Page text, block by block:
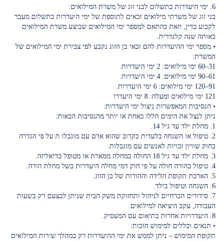
6. ימי היעדרות בתשלום לבני זוג של משרת המילואים:
בני זוג של משרתי מילואים זכאים לתוספת של ימי היעדרות בתשלום מעבר
לקבוע בדין, וזאת בהתאם למספר ימי המילואים שביצע משרת המילואים
באותה שנה קלנדרית.
• מספר ימי ההיעדרות להם זכאי בן הזוג נקבע לפי צבירת ימי המילואים של
המשרת:
31–60 ימי מילואים: 2 ימי היעדרות.
61–90 ימי מילואים: 4 ימי היעדרות.
91–120 ימי מילואים: 6 ימי היעדרות.
121 ימי מילואים ומעלה: 8 ימי היעדרו
• הנסיבות המאפשרות ניצול ימי היעדרות:
ניתן לנצל את הימים הללו באחת או יותר מהנסיבות הבאות:
1. מחלת ילד עד גיל 14.
2. טיפול או השגחה בלעדית בקרוב שהוא אדם עם מוגבלו ת על פי הגדרה
בחוק שוויון זכויות לאנשים עם מוגבלות.
3. מחלת ילד עד גיל 18 החולה במחלה ממארת או מטופל בדיאליזה.
4. טיפול בהורה חולה על פי חוק דמי מחלה היעדרות בשל מחלת הורה.
5. הארכת תקופת הלידה וההורות של בן הזוג.
6. השגחה וטיפול בילד.
7. סידורים הכרחיים לניהול ותחזוקת משק הבית שניתן לבצעם רק בשעות
העבודה, עקב היציאה למילואים.
8. היעדרויות אחרות בתיאום עם המעסיק.
• תנאים וכללים למימוש הזכות:
תקופת המימוש – ניתן לממש את ימי ההיעדרות רק במהלך שירות המילואים